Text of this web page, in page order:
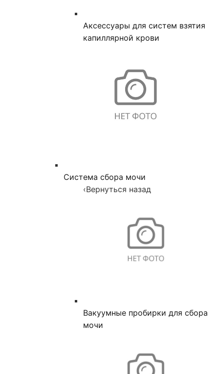
Аксессуары для систем взятия
капиллярной крови
Система сбора мочи
‹Вернуться назад
Вакуумные пробирки для сбора
мочи